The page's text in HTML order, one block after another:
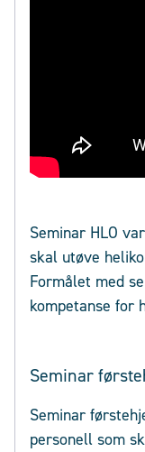
Seminar HLO
skal utøve
Formålet med
kompetanse for
Seminar
Seminar
personell som